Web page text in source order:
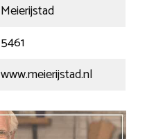
Meierijstad
5461
www.meierijstad.nl